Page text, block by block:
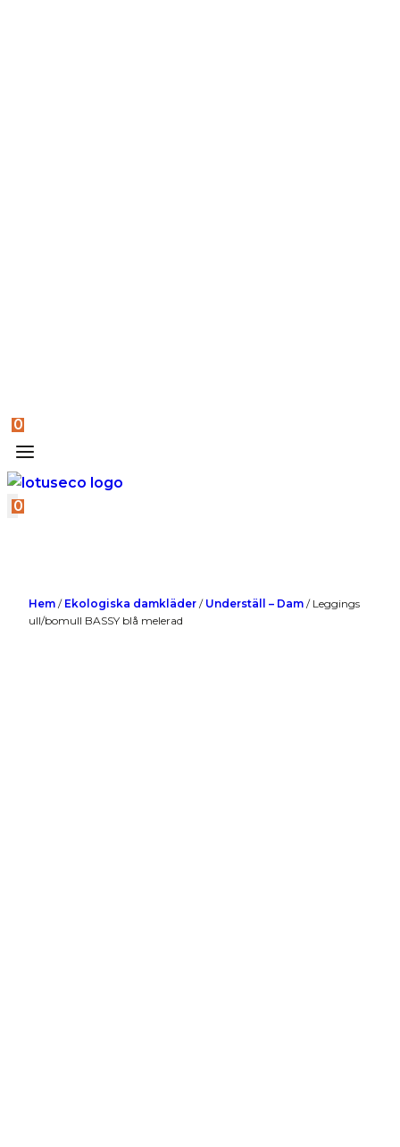
0
0
Hem / Ekologiska damkläder / Underställ – Dam / Leggings
ull/bomull BASSY blå melerad